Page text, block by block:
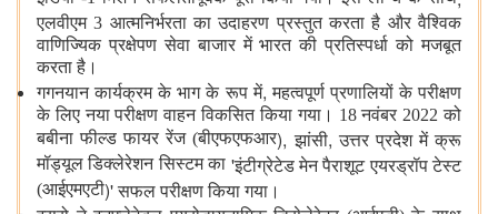
एलवीएम 3 आत्मनिर्भरता का उदाहरण प्रस्तुत करता है और वैश्विक
वाणिज्यिक प्रक्षेपण सेवा बाजार में भारत की प्रतिस्पर्धा को मजबूत
करता है।
गगनयान कार्यक्रम के भाग के रूप में,महत्वपूर्ण प्रणालियों के परीक्षण
के लिए नया परीक्षण वाहन विकसित किया गया। 18 नवंबर 2022 को
बबीना फील्ड फायर रेंज (बीएफएफआर),झांसी,उत्तर प्रदेश में क्रू
मॉड्यूल डिक्लेरेशन सिस्टम का 'इंटीग्रेटेड मेन पैराशूट एयरड्रॉप टेस्ट
(आईएमएटी)'सफल परीक्षण किया गया।